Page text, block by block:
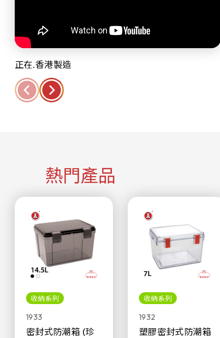
正在.香港製造
熱門產品
收納系列
1933
密封式防潮箱 (珍
收納系列
1932
塑膠密封式防潮箱